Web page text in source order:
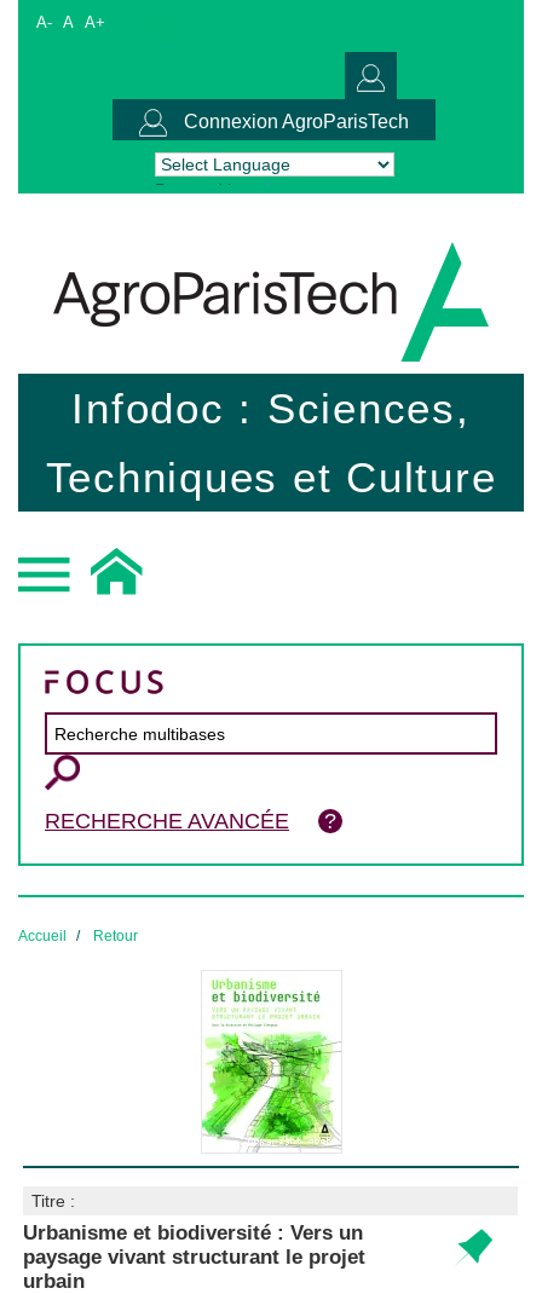
A- A A+
Connexion AgroParisTech
Powered by Translate
Infodoc : Sciences,
Techniques et Culture
RECHERCHE AVANCÉE
Accueil Retour
Titre :
Urbanisme et biodiversité : Vers un
paysage vivant structurant le projet
urbain